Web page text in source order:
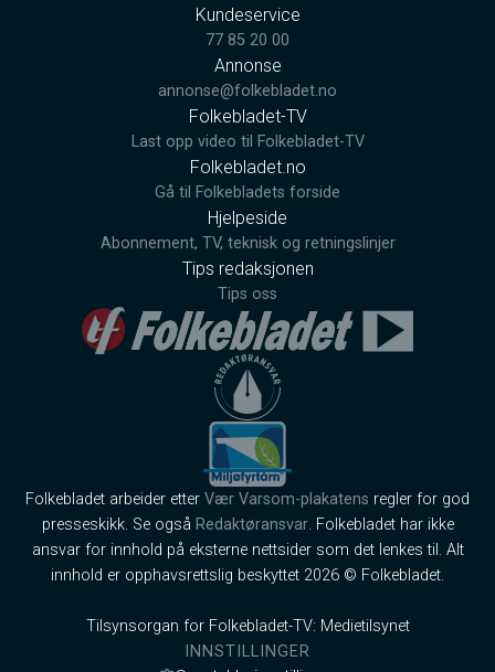
Kundeservice
77 85 20 00
Annonse
annonse@folkebladet.no
Folkebladet-TV
Last opp video til Folkebladet-TV
Folkebladet.no
Gå til Folkebladets forside
Hjelpeside
Abonnement, TV, teknisk og retningslinjer
Tips redaksjonen
Tips oss
Folkebladet arbeider etter Vær Varsom-plakatens regler for god
presseskikk. Se også Redaktøransvar. Folkebladet har ikke
ansvar for innhold på eksterne nettsider som det lenkes til. Alt
innhold er opphavsrettslig beskyttet 2026 © Folkebladet.
Tilsynsorgan for Folkebladet-TV: Medietilsynet
INNSTILLINGER